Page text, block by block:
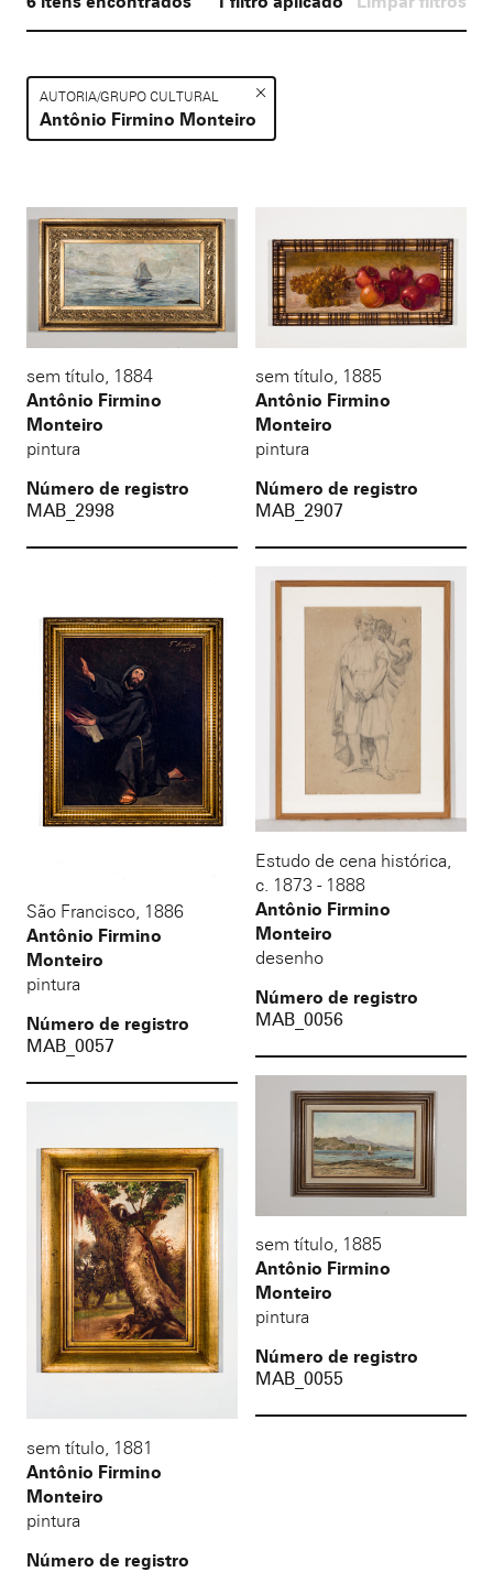
AUTORIA/GRUPO CULTURAL
Antônio Firmino Monteiro
Resultados da lista de itens
sem título, 1884
Antônio Firmino
Monteiro
pintura
Número de registro
MAB_2998
sem título, 1885
Antônio Firmino
Monteiro
pintura
Número de registro
MAB_2907
São Francisco, 1886
Antônio Firmino
Monteiro
pintura
Número de registro
MAB_0057
Estudo de cena histórica
c. 1873 - 1888
Antônio Firmino
Monteiro
desenho
Número de registro
MAB_0056
sem título 1885
Antônio Firmino
Monteiro
pintura
Número de registro
MAB_0055
sem título 1881
Antônio Firmino
Monteiro
pintura
Número de registro